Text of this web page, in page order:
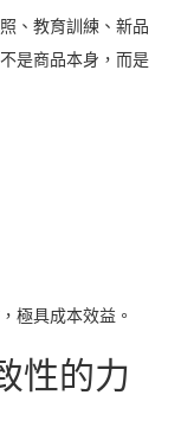
、教育訓練、新品
是商品本身，而是
極具成本效益。
性的力